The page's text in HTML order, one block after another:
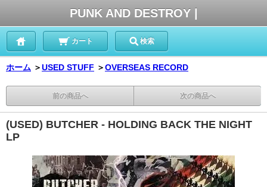
PUNK AND DESTROY |
カート 検索
ホーム ＞USED STUFF ＞OVERSEAS RECORD
前の商品へ 次の商品へ
(USED) BUTCHER - HOLDING BACK THE NIGHT
LP